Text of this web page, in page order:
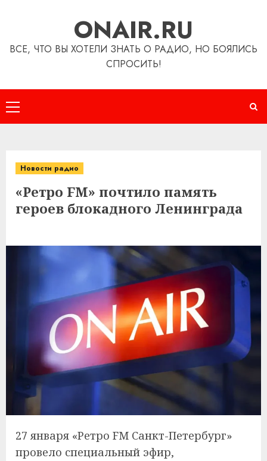
ONAIR.RU
ВСЕ, ЧТО ВЫ ХОТЕЛИ ЗНАТЬ О РАДИО, НО БОЯЛИСЬ
СПРОСИТЬ!
Основное
меню
Новости радио
«Ретро FM» почтило память
героев блокадного Ленинграда
27 января «Ретро FM Санкт-Петербург»
провело специальный эфир,